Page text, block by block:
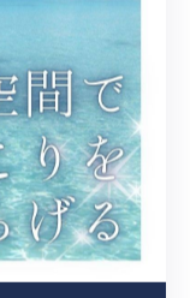
ルのLINEから
／ドライヘ
椎神宮駅より徒
ンです。オーダ